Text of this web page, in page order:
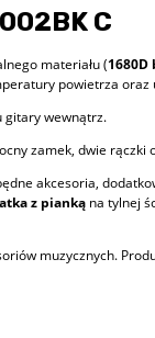
C
materiału (
powietrza oraz
gitary wewnątrz.
zamek, dwie
akcesoria,
z pianką na tylnej
muzycznych.